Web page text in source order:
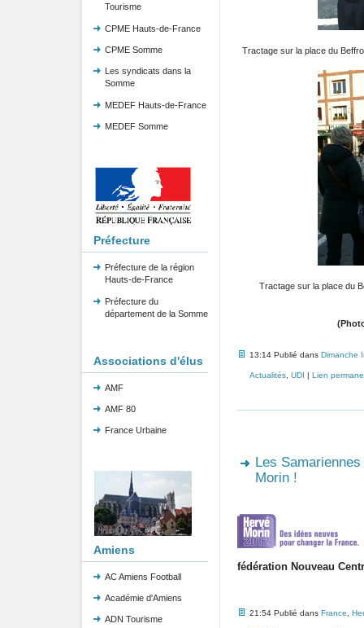
Tourisme
CPME Hauts-de-France
CPME Somme
Les syndicats dans la
Somme
MEDEF Hauts-de-France
MEDEF Somme
Préfecture
Préfecture de la région
Hauts-de-France
Préfecture du
département de la Somme
Associations d'élus
AMF
AMF 80
France Urbaine
Amiens
AC Amiens Football
Académie d'Amiens
ADN Tourisme
Tractage sur la place du
Tractage sur la place du
13:14 Publié dans Dimanche
Actualités, UDI | Lien
Les
Morin !
fédération Nouveau
21:54 Publié dans France,